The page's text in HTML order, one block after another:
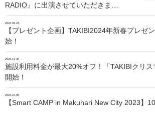
RADIO』に出演させていただきま…
2024.01.24
【プレゼント企画】TAKIBI2024年新春プレゼ
始！
2023.11.30
施設利用料金が最大20%オフ！「TAKIBIクリス
開始！
2023.10.05
【Smart CAMP in Makuhari New City 2023】